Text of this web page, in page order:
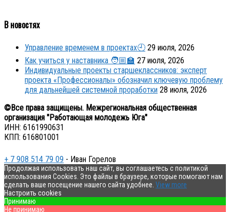
В новостях
Управление временем в проектах🕘 29 июля, 2026
Как учиться у наставника 🧑🏼‍🏫 27 июля, 2026
Индивидуальные проекты старшеклассников: эксперт
проекта «Профессионалы» обозначил ключевую проблему
для дальнейшей системной проработки 28 июля, 2026
©Все права защищены. Межрегиональная общественная
организация "Работающая молодежь Юга"
ИНН: 6161990631
КПП: 616801001
+ 7 908 514 79 09 - Иван Горелов
Продолжая использовать наш сайт, вы соглашаетесь с политикой
использования Cookies. Это файлы в браузере, которые помогают нам
сделать ваше посещение нашего сайта удобнее. View more
Настроить cookies
Принимаю
Не принимаю